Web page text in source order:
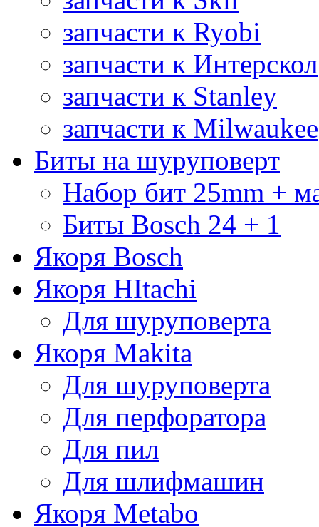
запчасти к Ryobi
запчасти к Интерскол
запчасти к Stanley
запчасти к Milwaukee
Биты на шуруповерт
Набор бит 25mm +
Биты Bosch 24 + 1
Якоря Bosch
Якоря HItachi
Для шуруповерта
Якоря Makita
Для шуруповерта
Для перфоратора
Для пил
Для шлифмашин
Якоря Metabo